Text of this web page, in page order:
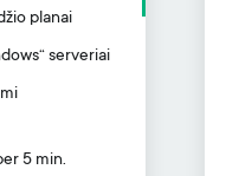
planai
serveriai
5 min.